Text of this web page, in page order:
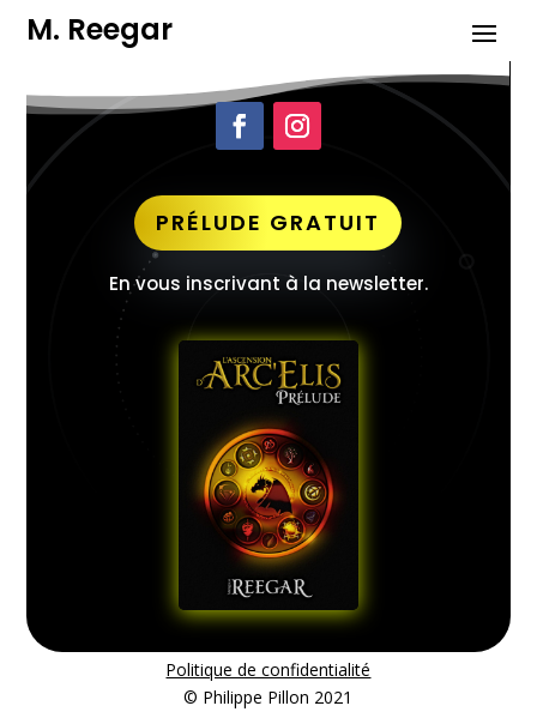
M. Reegar
PRÉLUDE GRATUIT
En vous inscrivant à la newsletter.
Politique de confidentialité
© Philippe Pillon 2021